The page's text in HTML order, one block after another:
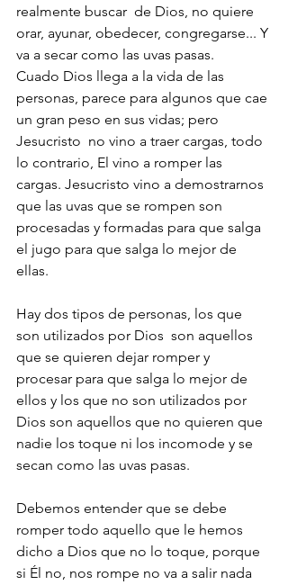
realmente buscar  de Dios, no quiere
orar, ayunar, obedecer, congregarse... Y
va a secar como las uvas pasas.
Cuado Dios llega a la vida de las
personas, parece para algunos que cae
un gran peso en sus vidas; pero
Jesucristo  no vino a traer cargas, todo
lo contrario, El vino a romper las
cargas. Jesucristo vino a demostrarnos
que las uvas que se rompen son
procesadas y formadas para que salga
el jugo para que salga lo mejor de
ellas.
Hay dos tipos de personas, los que
son utilizados por Dios  son aquellos
que se quieren dejar romper y
procesar para que salga lo mejor de
ellos y los que no son utilizados por
Dios son aquellos que no quieren que
nadie los toque ni los incomode y se
secan como las uvas pasas.
Debemos entender que se debe
romper todo aquello que le hemos
dicho a Dios que no lo toque, porque
si Él no, nos rompe no va a salir nada